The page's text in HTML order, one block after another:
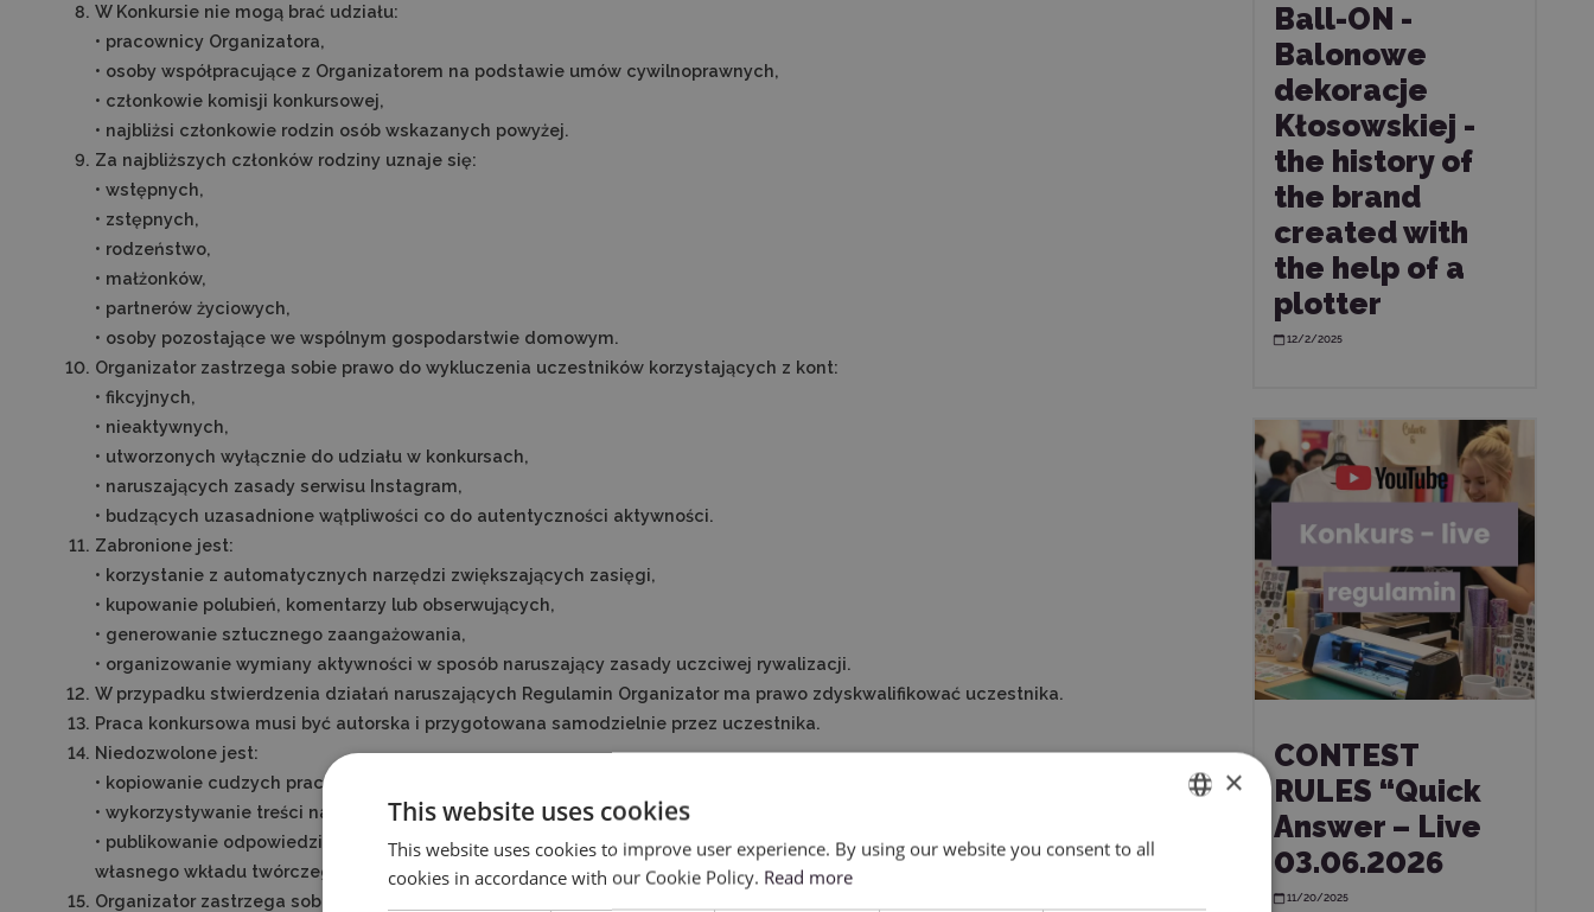
W Konkursie nie mogą brać udziału:
• pracownicy Organizatora,
• osoby współpracujące z Organizatorem na podstawie umów cywilnoprawnych,
• członkowie komisji konkursowej,
• najbliżsi członkowie rodzin osób wskazanych powyżej.
Za najbliższych członków rodziny uznaje się:
• wstępnych,
• zstępnych,
• rodzeństwo,
• małżonków,
• partnerów życiowych,
• osoby pozostające we wspólnym gospodarstwie domowym.
Organizator zastrzega sobie prawo do wykluczenia uczestników korzystających z kont:
• fikcyjnych,
• nieaktywnych,
• utworzonych wyłącznie do udziału w konkursach,
• naruszających zasady serwisu Instagram,
• budzących uzasadnione wątpliwości co do autentyczności aktywności.
Zabronione jest:
• korzystanie z automatycznych narzędzi zwiększających zasięgi,
• kupowanie polubień, komentarzy lub obserwujących,
• generowanie sztucznego zaangażowania,
• organizowanie wymiany aktywności w sposób naruszający zasady uczciwej rywalizacji.
W przypadku stwierdzenia działań naruszających Regulamin Organizator ma prawo zdyskwalifikować uczestnika.
Praca konkursowa musi być autorska i przygotowana samodzielnie przez uczestnika.
Niedozwolone jest:
• kopiowanie cudzych prac,
• wykorzystywanie treści naruszających prawa osób trzecich,
• publikowanie odpowiedzi wygenerowanych automatycznie w całości przez narzędzia sztucznej inteligencji bez
własnego wkładu twórczego.
Organizator zastrzega sobie prawo do odrzucenia zgłoszeń niespełniających wymagań określonych w Regulaminie.
Ball-ON -
Balonowe
dekoracje
Kłosowskiej -
the history of
the brand
created with
the help of a
plotter
12/2/2025
CONTEST
RULES “Quick
Answer – Live
03.06.2026
11/20/2025
×
This website uses cookies
This website uses cookies to improve user experience. By using our website you consent to all
cookies in accordance with our Cookie Policy. Read more